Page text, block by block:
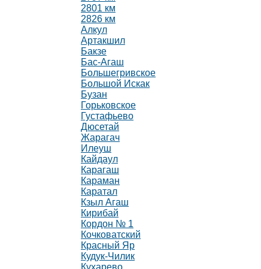
2801 км
2826 км
Алкул
Артакшил
Бакзе
Бас-Агаш
Большегривское
Большой Искак
Бузан
Горьковское
Густафьево
Дюсетай
Жарагач
Илеуш
Кайдаул
Карагаш
Караман
Каратал
Кзыл Агаш
Кирибай
Кордон № 1
Кочковатский
Красный Яр
Кудук-Чилик